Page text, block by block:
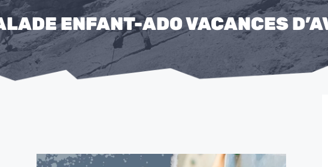
ENFANT-ADO VACANCES